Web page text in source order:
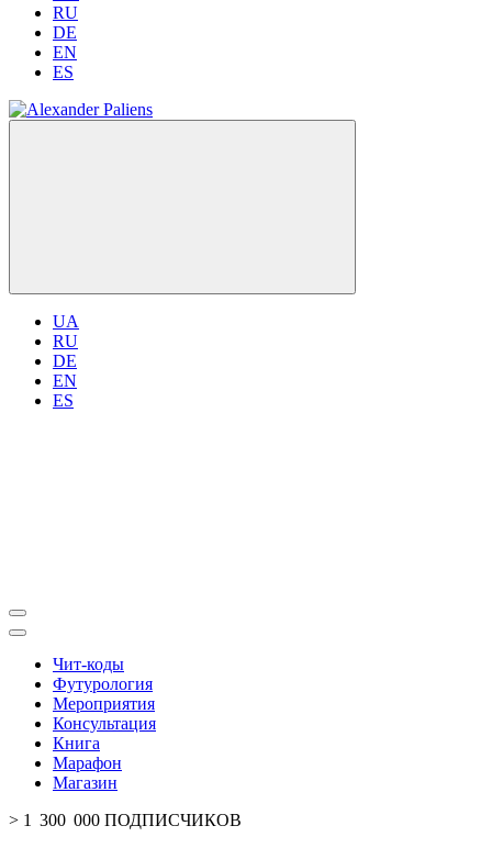
RU
DE
EN
ES
UA
RU
DE
EN
ES
Чит-коды
Футурология
Мероприятия
Консультация
Книга
Марафон
Магазин
> 1 300 000 ПОДПИСЧИКОВ